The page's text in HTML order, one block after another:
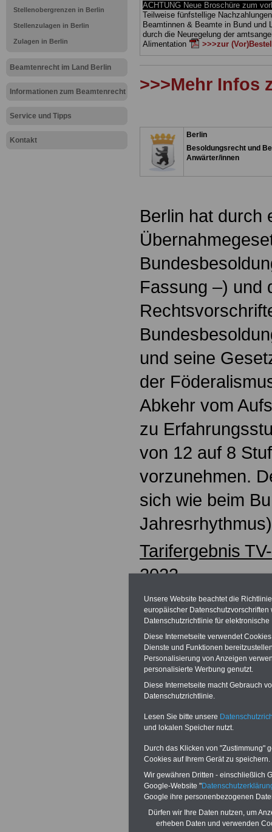
Stellenobergrenzen in Berlin
Stellenzulagen in Berlin
Zulagen in Berlin
Beamtenrecht im Land Berlin
Informationen zum Beamtenrecht
Service und Tipps
Kontakt
ACHTUNG Neue Broschüre zum
Teilweise fünfstellige
Beamtinnen & Beamte in Bund und
durch die Neuregelung der
Alimentation
>>>zur
>>>Mehr Infos
Berlin
Besoldungsrecht und
Anwärter/innen
Berlin hat durch
Fassung –) und
und seine
der
Abkehr vom
zu
von 12 auf 8
vorzunehmen.
sich wie beim
Tarifergebnis
2023
Für die
Ausnahme
Anhebung der
Tarifabschluss
Ergebnis finden
einem Kasten
Die neu
an, das in der
Unsere Website beachtet die
europäischer
Datenschutzrichtlinie für
Diese Internetseite verwendet
Dienste und Funktionen
Personalisierung von Anzeigen
personalisierte Werbung genutzt.
Diese Internetseite macht Gebrauch
Datenschutzrichtlinie.
Lesen Sie bitte unsere
und lokalen Speicher nutzt.
Durch das Klicken von "Zustimmung"
Cookies auf Ihrem Gerät zu speichern.
Wir gewähren Dritten - einschließlich
Google-Website "
Google ihre personenbezogenen
Dürfen wir Ihre Daten nutzen, um
erheben Daten und verwenden